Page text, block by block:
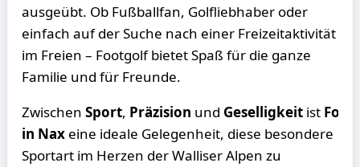
ausgeübt. Ob Fußballfan, Golfliebhaber oder
einfach auf der Suche nach einer Freizeitaktivität
im Freien – Footgolf bietet Spaß für die ganze
Familie und für Freunde.
ZwischenSport, Präzision und Geselligkeit ist
in Nax eine ideale Gelegenheit, diese besondere
Sportart im Herzen der Walliser Alpen zu